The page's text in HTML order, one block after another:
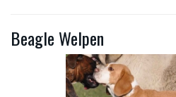
Beagle Welpen